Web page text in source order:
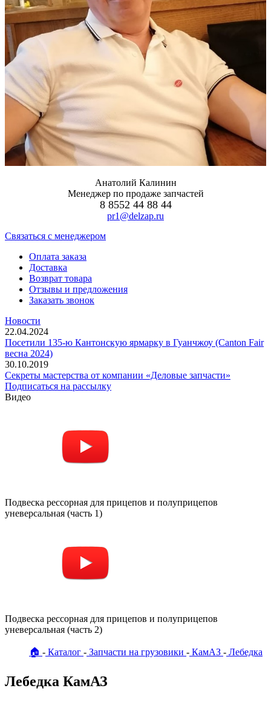
Анатолий Калинин
Менеджер по продаже запчастей
8 8552 44 88 44
pr1@delzap.ru
Cвязаться с менеджером
Оплата заказа
Доставка
Возврат товара
Отзывы и предложения
Заказать звонок
Новости
22.04.2024
Посетили 135-ю Кантонскую ярмарку в Гуанчжоу (Canton Fair
весна 2024)
30.10.2019
Секреты мастерства от компании «Деловые запчасти»
Подписаться на рассылку
Видео
Подвеска рессорная для прицепов и полуприцепов
уневерсальная (часть 1)
Подвеска рессорная для прицепов и полуприцепов
уневерсальная (часть 2)
🏠 Каталог Запчасти на грузовики КамАЗ Лебедка
Лебедка КамАЗ